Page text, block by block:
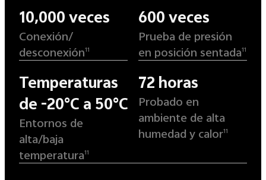
10,000 veces
Conexión/
desconexión11
600 veces
Prueba de presión
en posición sentada11
Temperaturas
de -20°C a 50°C
Entornos de
alta/baja
temperatura11
72 horas
Probado en
ambiente de alta
humedad y calor11